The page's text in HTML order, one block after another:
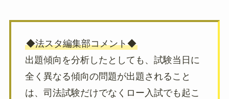
◆法スタ編集部コメント◆
出題傾向を分析したとしても、試験当日に
全く異なる傾向の問題が出題されること
は、司法試験だけでなくロー入試でも起こ